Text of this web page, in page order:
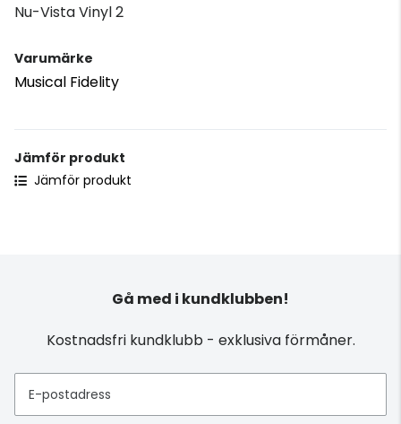
Nu-Vista Vinyl 2
Varumärke
Musical Fidelity
Jämför produkt
Jämför produkt
Gå med i kundklubben!
Kostnadsfri kundklubb - exklusiva förmåner.
E-postadress